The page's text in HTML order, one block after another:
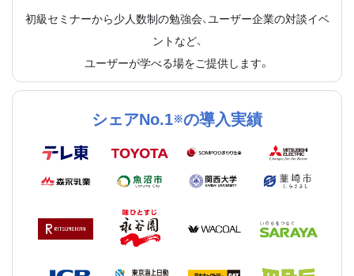
初級セミナーから少人数制の勉強会、ユーザー企業の対談イベ
ントなど、
ユーザーが学べる場をご提供します。
シェアNo.1※の導入実績